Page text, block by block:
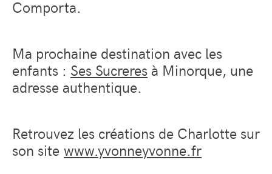
Comporta.
Ma prochaine destination avec les
enfants : Ses Sucreres à Minorque, une
adresse authentique.
Retrouvez les créations de Charlotte sur
son site www.yvonneyvonne.fr